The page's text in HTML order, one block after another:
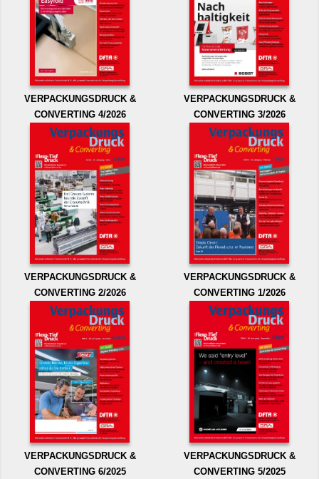
VERPACKUNGSDRUCK &
CONVERTING 4/2026
VERPACKUNGSDRUCK &
CONVERTING 3/2026
VERPACKUNGSDRUCK &
CONVERTING 2/2026
VERPACKUNGSDRUCK &
CONVERTING 1/2026
VERPACKUNGSDRUCK &
CONVERTING 6/2025
VERPACKUNGSDRUCK &
CONVERTING 5/2025